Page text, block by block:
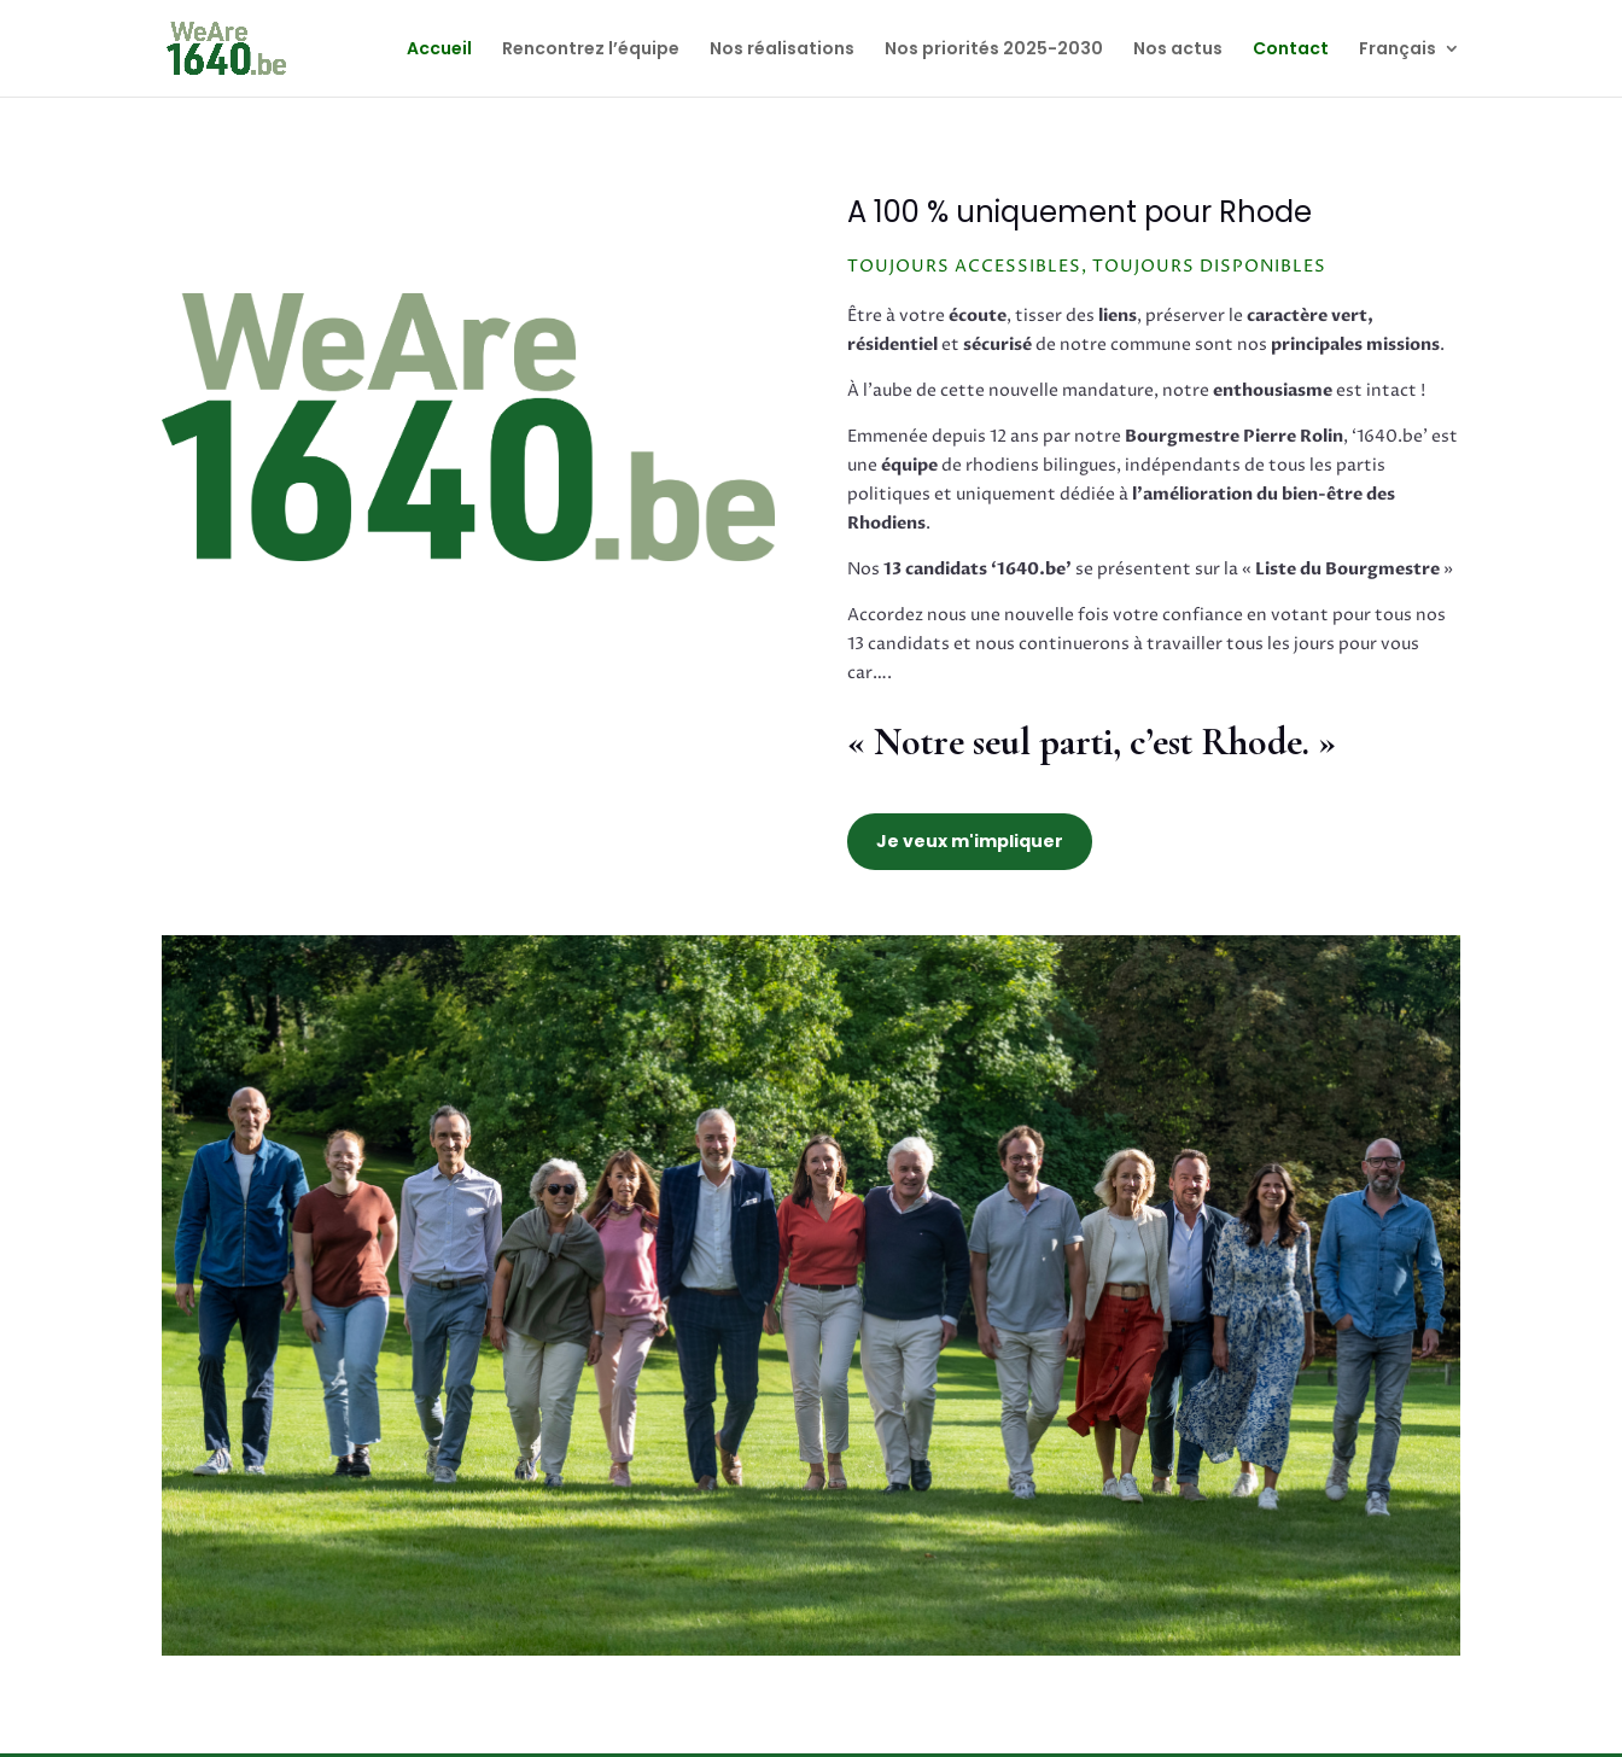
Accueil Rencontrez l’équipe Nos réalisations Nos priorités 2025-2030 Nos actus Contact Français
A 100 % uniquement pour Rhode
TOUJOURS ACCESSIBLES, TOUJOURS DISPONIBLES
Être à votre écoute, tisser des liens, préserver le caractère vert,
résidentielet sécuriséde notre commune sont nos principales missions.
À l’aube de cette nouvelle mandature, notre enthousiasmeest intact !
Emmenée depuis 12 ans par notre Bourgmestre Pierre Rolin, ‘1640.be’ est
une équipede rhodiens bilingues, indépendants de tous les partis
politiques et uniquement dédiée àl’amélioration du bien-être des
Rhodiens.
Nos 13 candidats ‘1640.be’ se présentent sur la « Liste du Bourgmestre »
Accordez nous une nouvelle fois votre confiance en votant pour tous nos
13 candidats et nous continuerons à travailler tous les jours pour vous
car….
« Notre seul parti, c’est Rhode. »
Je veux m'impliquer